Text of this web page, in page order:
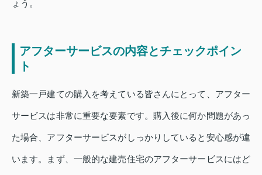
ょう。
アフターサービスの内容とチェックポイン
ト
新築一戸建ての購入を考えている皆さんにとって、アフター
サービスは非常に重要な要素です。購入後に何か問題があっ
た場合、アフターサービスがしっかりしていると安心感が違
います。まず、一般的な建売住宅のアフターサービスにはど